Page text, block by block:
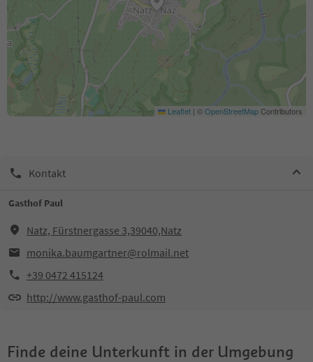
Leaflet | ©OpenStreetMapContributors
Kontakt
Gasthof Paul
Natz, Fürstnergasse 3,39040,Natz
monika.baumgartner@rolmail.net
+39 0472 415124
http://www.gasthof-paul.com
Finde deine Unterkunft in der Umgebung